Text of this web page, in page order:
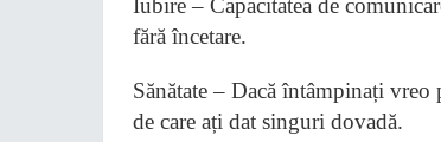
Iubire – Capacitatea de
fără încetare.
Sănătate – Dacă întâmpinați vreo
de care ați dat singuri dovadă.